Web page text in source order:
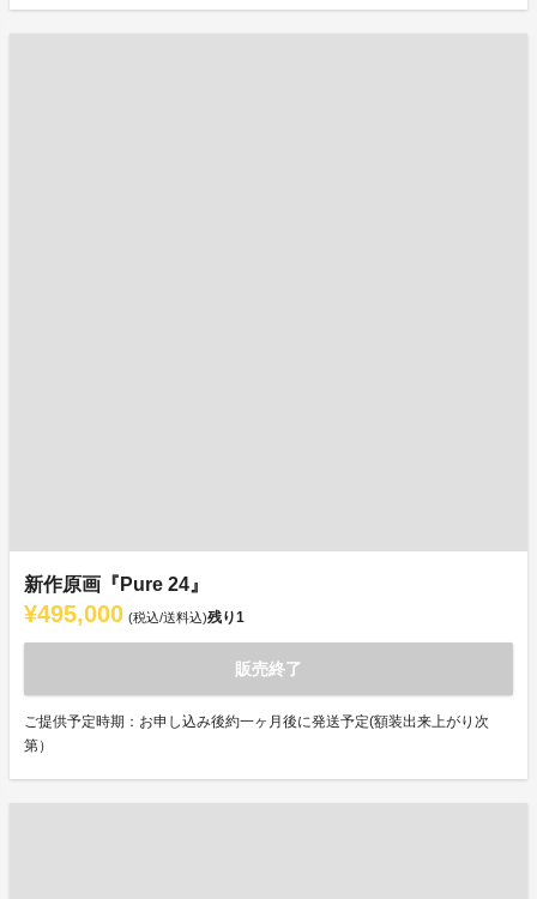
新作原画『Pure 24』
¥495,000 (税込/送料込)残り1
販売終了
ご提供予定時期：お申し込み後約一ヶ月後に発送予定(額装出来上がり次
第）